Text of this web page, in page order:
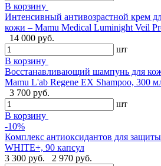
В корзину
Интенсивный антивозрастной крем
кожи – Mamu Medical Luminight Veil
14 000 руб.
шт
В корзину
Восстанавливающий шампунь для
Mamu L'ab Regene EX Shampoo, 300
3 700 руб.
шт
В корзину
-10%
Комплекс антиоксидантов для
WHITE+, 90 капсул
3 300 руб.
2 970 руб.